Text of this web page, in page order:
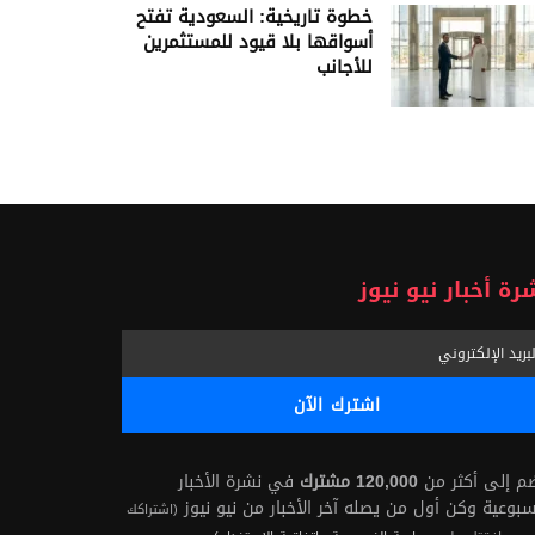
خطوة تاريخية: السعودية تفتح
أسواقها بلا قيود للمستثمرين
للأجانب
أخبار نيو نيوز
إلى أكثر من 120,000 مشترك
في نشرة الأخبار
وكن أول من يصله آخر الأخبار من نيو نيوز (اشتراكك